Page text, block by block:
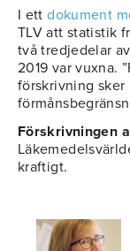
I ettdokument
TLV att statistik
två tredjedelar
2019 var vuxna.
förskrivning
Förskrivningen
kraftigt.